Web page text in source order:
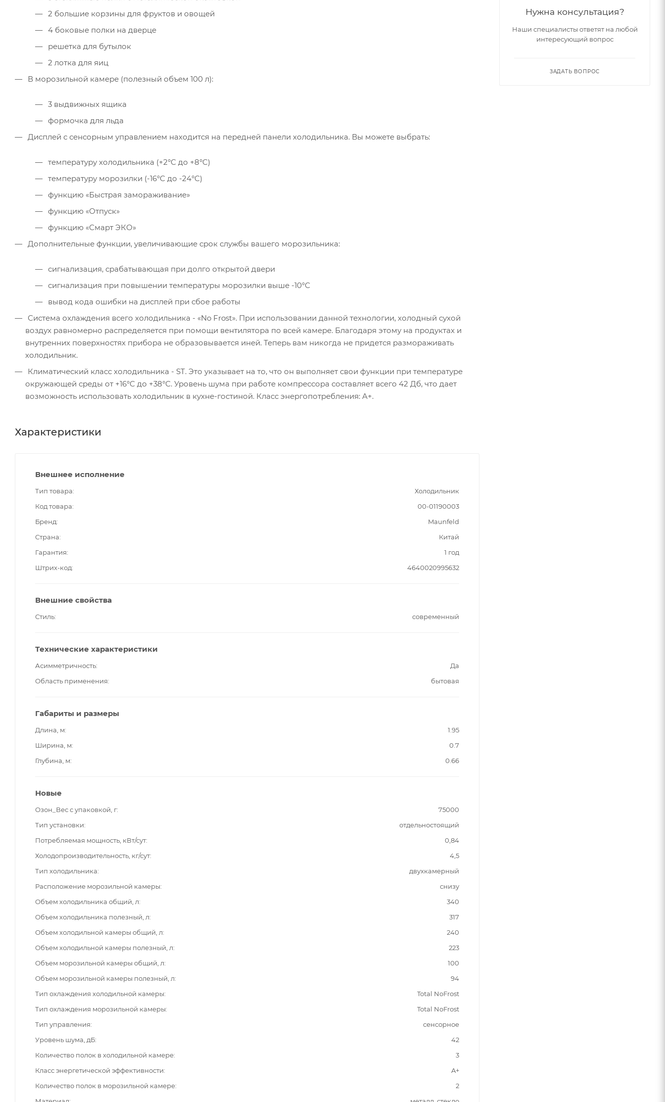
2 большие корзины для фруктов и овощей
4 боковые полки на дверце
решетка для бутылок
2 лотка для яиц
В морозильной камере (полезный объем 100 л):
3 выдвижных ящика
формочка для льда
Дисплей с сенсорным управлением находится на передней панели холодильника. Вы можете выбрать:
температуру холодильника (+2°C до +8°C)
температуру морозилки (-16°C до -24°C)
функцию «Быстрая замораживание»
функцию «Отпуск»
функцию «Смарт ЭКО»
Дополнительные функции, увеличивающие срок службы вашего морозильника:
сигнализация, срабатывающая при долго открытой двери
сигнализация при повышении температуры морозилки выше -10°С
вывод кода ошибки на дисплей при сбое работы
Система охлаждения всего холодильника - «No Frost». При использовании данной технологии, холодный сухой
воздух равномерно распределяется при помощи вентилятора по всей камере. Благодаря этому на продуктах и
внутренних поверхностях прибора не образовывается иней. Теперь вам никогда не придется размораживать
холодильник.
Климатический класс холодильника - ST. Это указывает на то, что он выполняет свои функции при температуре
окружающей среды от +16°C до +38°С. Уровень шума при работе компрессора составляет всего 42 Дб, что дает
возможность использовать холодильник в кухне-гостиной. Класс энергопотребления: A+.
Характеристики
Внешнее исполнение
Тип товара
Холодильник
Код товара
00-01190003
Бренд
Maunfeld
Страна
Китай
Гарантия
1 год
Штрих-код
4640020995632
Внешние свойства
Стиль современный
Технические характеристики
Асимметричность
Да
Область применения
бытовая
Габариты и размеры
Длина, м
1.95
Ширина, м
0.7
Глубина, м
0.66
Новые
Озон_Вес с упаковкой, г
75000
Тип установки
отдельностоящий
Потребляемая мощность, кВт/сут
0,84
Холодопроизводительность, кг/сут
4,5
Тип холодильника
двухкамерный
Расположение морозильной камеры
снизу
Объем холодильника общий, л
340
Объем холодильника полезный, л
317
Объем холодильной камеры общий, л
240
Объем холодильной камеры полезный, л
223
Объем морозильной камеры общий, л
100
Объем морозильной камеры полезный, л
94
Тип охлаждения холодильной камеры
Total NoFrost
Тип охлаждения морозильной камеры
Total NoFrost
Тип управления
сенсорное
Уровень шума, дБ
42
Количество полок в холодильной камере
3
Класс энергетической эффективности
A+
Количество полок в морозильной камере
2
Нужна консультация?
Наши специалисты ответят на любой
интересующий вопрос
ЗАДАТЬ ВОПРОС